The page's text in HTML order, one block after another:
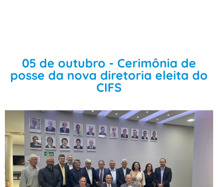
05 de outubro - Cerimônia de
posse da nova diretoria eleita do
CIFS